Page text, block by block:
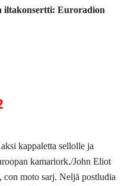
iltakonsertti: Euroradion
kappaletta sellolle ja
kamariork./John Eliot
moto sarj. Neljä postludia